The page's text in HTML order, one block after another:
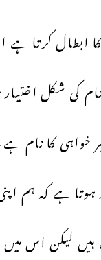
ابطال کرتا
شکل
خواہی کا
ہوتا ہے کہ
لیکن اس